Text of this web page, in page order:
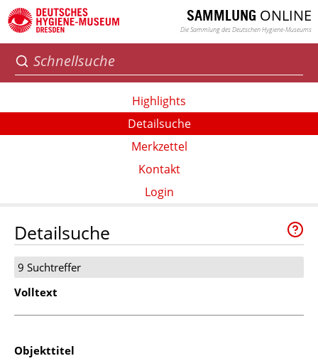
SAMMLUNG ONLINE
Die Sammlung des Deutschen Hygiene-Museums
Highlights
Detailsuche
Merkzettel
Kontakt
Login
Detailsuche
9 Suchtreffer
Volltext
Objekttitel